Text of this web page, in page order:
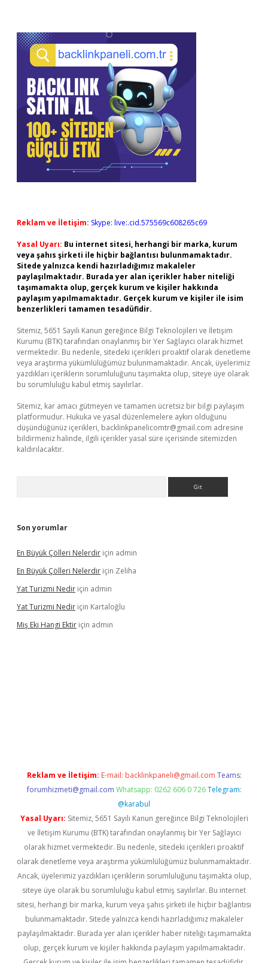
Reklam ve İletişim: Skype: live:.cid.575569c608265c69
Yasal Uyarı: Bu internet sitesi, herhangi bir marka, kurum
veya şahıs şirketi ile hiçbir bağlantısı bulunmamaktadır.
Sitede yalnızca kendi hazırladığımız makaleler
paylaşılmaktadır. Burada yer alan içerikler haber niteliği
taşımamakta olup, gerçek kurum ve kişiler hakkında
paylaşım yapılmamaktadır. Gerçek kurum ve kişiler ile isim
benzerlikleri tamamen tesadüfidir.
Sitemiz, 5651 Sayılı Kanun gereğince Bilgi Teknolojileri ve İletişim
Kurumu (BTK) tarafından onaylanmış bir Yer Sağlayıcı olarak hizmet
vermektedir. Bu nedenle, sitedeki içerikleri proaktif olarak denetleme
veya araştırma yükümlülüğümüz bulunmamaktadır. Ancak, üyelerimiz
yazdıkları içeriklerin sorumluluğunu taşımakta olup, siteye üye olarak
bu sorumluluğu kabul etmiş sayılırlar.
Sitemiz, kar amacı gütmeyen ve tamamen ücretsiz bir bilgi paylaşım
platformudur. Hukuka ve yasal düzenlemelere aykırı olduğunu
düşündüğünüz içerikleri, backlinkpanelicomtr@gmail.com adresine
bildirmeniz halinde, ilgili içerikler yasal süre içerisinde sitemizden
kaldırılacaktır.
Son yorumlar
En Büyük Çölleri Nelerdir için admin
En Büyük Çölleri Nelerdir için Zeliha
Yat Turizmi Nedir için admin
Yat Turizmi Nedir için Kartaloğlu
Miş Eki Hangi Ektir için admin
Reklam ve İletişim: E-mail: backlinkpaneli@gmail.com Teams:
forumhizmeti@gmail.com Whatsapp: 0262 606 0 726 Telegram:
@karabul
Yasal Uyarı: Sitemiz, 5651 Sayılı Kanun gereğince Bilgi Teknolojileri
ve İletişim Kurumu (BTK) tarafından onaylanmış bir Yer Sağlayıcı
olarak hizmet vermektedir. Bu nedenle, sitedeki içerikleri proaktif
olarak denetleme veya araştırma yükümlülüğümüz bulunmamaktadır.
Ancak, üyelerimiz yazdıkları içeriklerin sorumluluğunu taşımakta olup,
siteye üye olarak bu sorumluluğu kabul etmiş sayılırlar. Bu internet
sitesi, herhangi bir marka, kurum veya şahıs şirketi ile hiçbir bağlantısı
bulunmamaktadır. Sitede yalnızca kendi hazırladığımız makaleler
paylaşılmaktadır. Burada yer alan içerikler haber niteliği taşımamakta
olup, gerçek kurum ve kişiler hakkında paylaşım yapılmamaktadır.